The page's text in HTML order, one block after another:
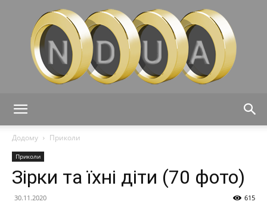
Додому
Приколи
Приколи
Зірки та їхні діти (70 фото)
30.11.2020 615